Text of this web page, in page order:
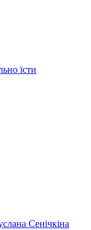
їсти
Сенічкіна